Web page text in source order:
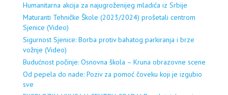
Humanitarna akcija za najugroženijeg mladića iz Srbije
Maturanti Tehničke Škole (2023/2024) prošetali centrom
Sjenice (Video)
Sigurnost Sjenice: Borba protiv bahatog parkiranja i brze
vožnje (Video)
Budućnost počinje: Osnovna škola – Kruna obrazovne scene
Od pepela do nade: Poziv za pomoć čoveku koji je izgubio
sve